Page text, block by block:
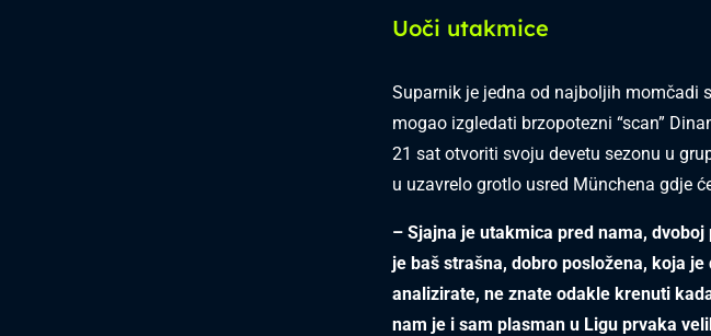
Uoči utakmice
Suparnik je jedna od najboljih momčadi
mogao izgledati brzopotezni “scan”
21 sat otvoriti svoju devetu sezonu u
u uzavrelo grotlo usred Münchena gdje
– Sjajna je utakmica pred nama,
je baš strašna, dobro posložena, koja
analizirate, ne znate odakle krenuti
nam je i sam plasman u Ligu prvaka